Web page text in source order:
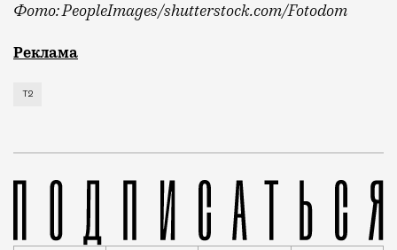
Фото: PeopleImages/shutterstock.com/Fotodom
Мобильный оператор Т2 изучил модели интернет-
Реклама
Т2